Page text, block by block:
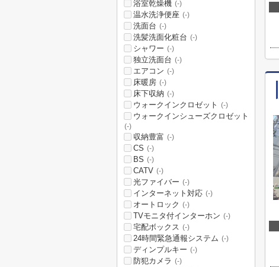
浴室乾燥機 (-)
温水洗浄便座 (-)
洗面台 (-)
洗髪洗面化粧台 (-)
シャワー (-)
独立洗面台 (-)
エアコン (-)
床暖房 (-)
床下収納 (-)
ウォークインクロゼット (-)
ウォークインシューズクロゼット
(-)
収納豊富 (-)
CS (-)
BS (-)
CATV (-)
光ファイバー (-)
インターネット対応 (-)
オートロック (-)
TVモニタ付インターホン (-)
宅配ボックス (-)
24時間緊急通報システム (-)
ディンプルキー (-)
防犯カメラ (-)